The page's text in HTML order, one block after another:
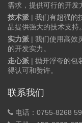
需求，提供可行的开发
技术派 | 我们有超强的
品提供强大的技术支持。
实力派 | 我们使用高效
的开发实力。
走心派 | 抛开浮夸的包
得认可和赞许。
联系我们
电话：0755-8268